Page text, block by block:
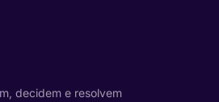
decidem e resolvem